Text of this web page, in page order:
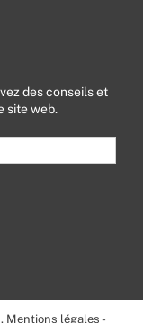
des conseils et
site web.
Mentions légales -